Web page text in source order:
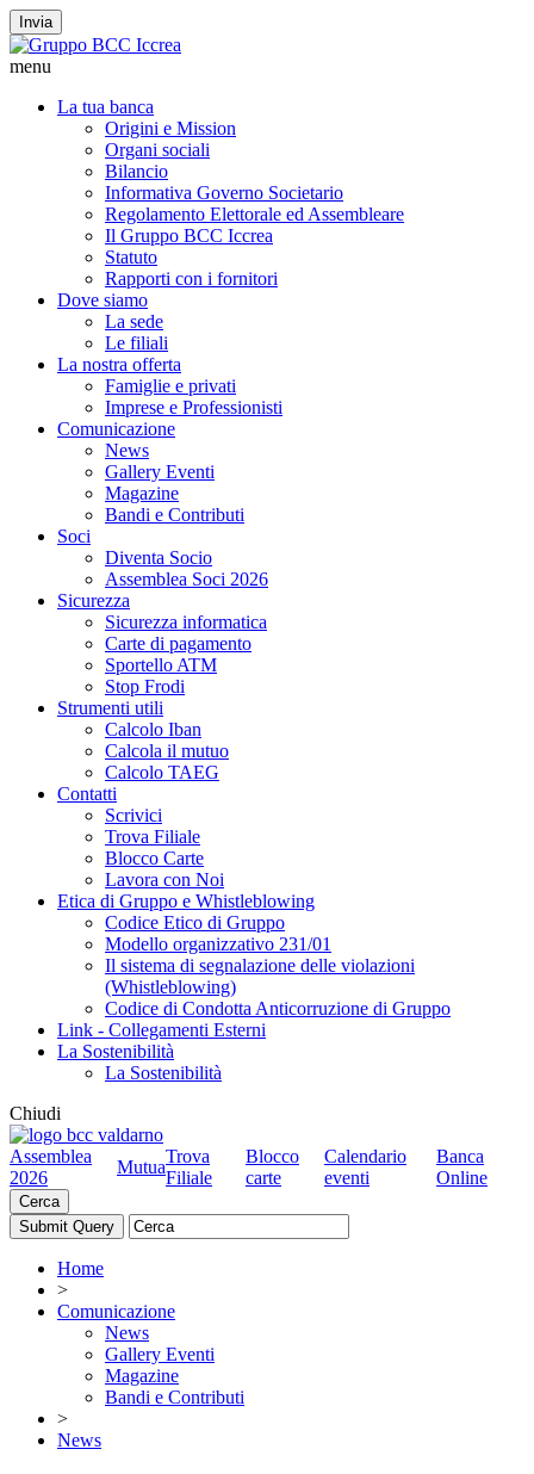
Invia
menu
La tua banca
Origini e Mission
Organi sociali
Bilancio
Informativa Governo Societario
Regolamento Elettorale ed Assembleare
Il Gruppo BCC Iccrea
Statuto
Rapporti con i fornitori
Dove siamo
La sede
Le filiali
La nostra offerta
Famiglie e privati
Imprese e Professionisti
Comunicazione
News
Gallery Eventi
Magazine
Bandi e Contributi
Soci
Diventa Socio
Assemblea Soci 2026
Sicurezza
Sicurezza informatica
Carte di pagamento
Sportello ATM
Stop Frodi
Strumenti utili
Calcolo Iban
Calcola il mutuo
Calcolo TAEG
Contatti
Scrivici
Trova Filiale
Blocco Carte
Lavora con Noi
Etica di Gruppo e Whistleblowing
Codice Etico di Gruppo
Modello organizzativo 231/01
Il sistema di segnalazione delle violazioni
(Whistleblowing)
Codice di Condotta Anticorruzione di Gruppo
Link - Collegamenti Esterni
La Sostenibilità
La Sostenibilità
Chiudi
Assemblea
2026
Mutua
Trova
Filiale
Blocco
carte
Calendario
eventi
Banca
Online
Cerca
Home
>
Comunicazione
News
Gallery Eventi
Magazine
Bandi e Contributi
>
News